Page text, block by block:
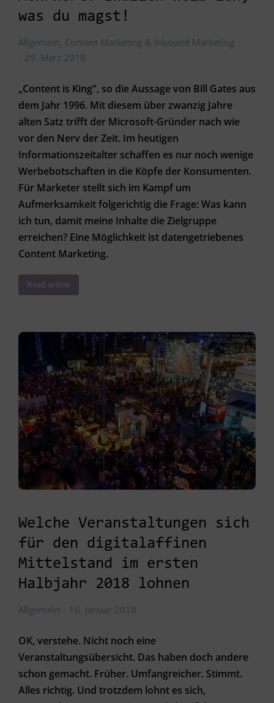
was du magst!
Allgemein, Content Marketing & Inbound Marketing
29. März 2018
„Content is King", so die Aussage von Bill Gates aus
dem Jahr 1996. Mit diesem über zwanzig Jahre
alten Satz trifft der Microsoft-Gründer nach wie
vor den Nerv der Zeit. Im heutigen
Informationszeitalter schaffen es nur noch wenige
Werbebotschaften in die Köpfe der Konsumenten.
Für Marketer stellt sich im Kampf um
Aufmerksamkeit folgerichtig die Frage: Was kann
ich tun, damit meine Inhalte die Zielgruppe
erreichen? Eine Möglichkeit ist datengetriebenes
Content Marketing.
Read article
Welche Veranstaltungen sich
für den digitalaffinen
Mittelstand im ersten
Halbjahr 2018 lohnen
Allgemein 16. Januar 2018
OK, verstehe. Nicht noch eine
Veranstaltungsübersicht. Das haben doch andere
schon gemacht. Früher. Umfangreicher. Stimmt.
Alles richtig. Und trotzdem lohnt es sich,